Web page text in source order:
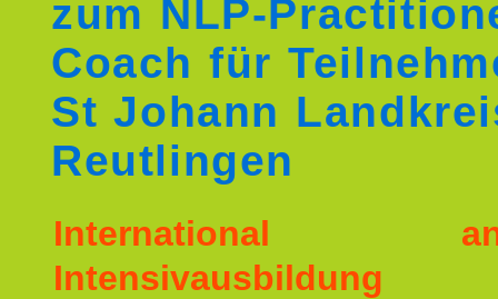
zum NLP-
Coach für
St Johann
Reutlingen
International